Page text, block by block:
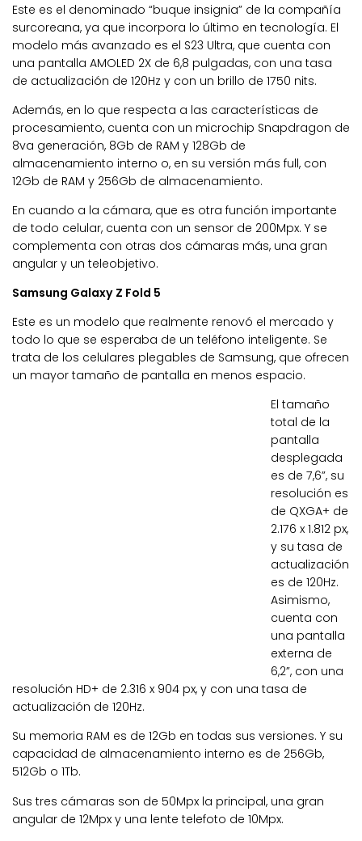
Este es el denominado “buque insignia” de la compañía
surcoreana, ya que incorpora lo último en tecnología. El
modelo más avanzado es el S23 Ultra, que cuenta con
una pantalla AMOLED 2X de 6,8 pulgadas, con una tasa
de actualización de 120Hz y con un brillo de 1750 nits.
Además, en lo que respecta a las características de
procesamiento, cuenta con un microchip Snapdragon de
8va generación, 8Gb de RAM y 128Gb de
almacenamiento interno o, en su versión más full, con
12Gb de RAM y 256Gb de almacenamiento.
En cuando a la cámara, que es otra función importante
de todo celular, cuenta con un sensor de 200Mpx. Y se
complementa con otras dos cámaras más, una gran
angular y un teleobjetivo.
Samsung Galaxy Z Fold 5
Este es un modelo que realmente renovó el mercado y
todo lo que se esperaba de un teléfono inteligente. Se
trata de los celulares plegables de Samsung, que ofrecen
un mayor tamaño de pantalla en menos espacio.
El tamaño
total de la
pantalla
desplegada
es de 7,6”, su
resolución es
de QXGA+ de
2.176 x 1.812 px,
y su tasa de
actualización
es de 120Hz.
Asimismo,
cuenta con
una pantalla
externa de
6,2”, con una
resolución HD+ de 2.316 x 904 px, y con una tasa de
actualización de 120Hz.
Su memoria RAM es de 12Gb en todas sus versiones. Y su
capacidad de almacenamiento interno es de 256Gb,
512Gb o 1Tb.
Sus tres cámaras son de 50Mpx la principal, una gran
angular de 12Mpx y una lente telefoto de 10Mpx.